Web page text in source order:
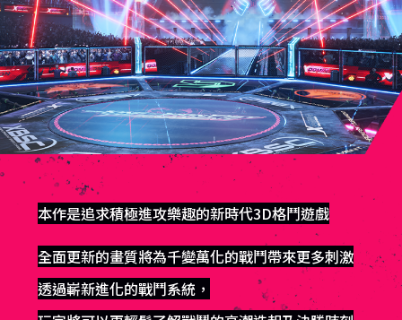
本作是追求積極進攻樂趣的新時代3D格鬥遊戲
全面更新的畫質將為千變萬化的戰鬥帶來更多刺激
透過嶄新進化的戰鬥系統，